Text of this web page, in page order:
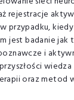
rejestracje
przypadku,
jest badanie
i
oraz metod